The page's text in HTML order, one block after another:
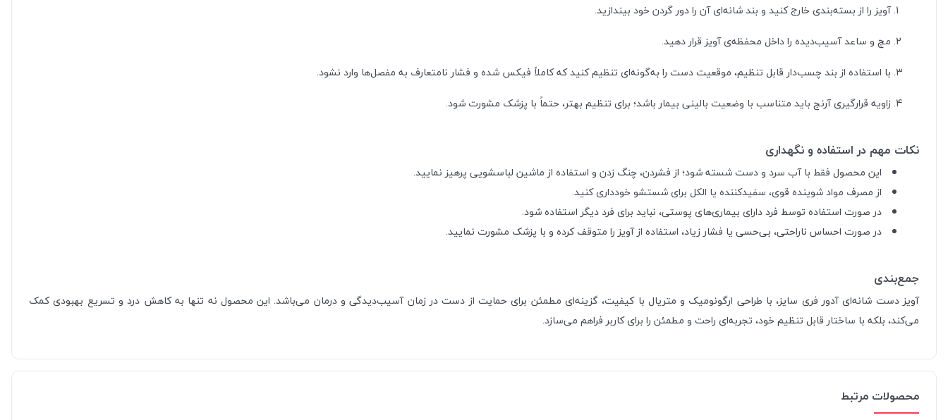
آویز را از بسته‌بندی خارج کنید و بند شانه‌ای آن را دور گردن خود بیندازید.
مچ و ساعد آسیب‌دیده را داخل محفظه‌ی آویز قرار دهید.
با استفاده از بند چسب‌دار قابل تنظیم، موقعیت دست را به‌گونه‌ای تنظیم کنید که کاملاً فیکس شده و فشار نامتعارف به مفصل‌ها وارد نشود.
زاویه قرارگیری آرنج باید متناسب با وضعیت بالینی بیمار باشد؛ برای تنظیم بهتر، حتماً با پزشک مشورت شود.
نکات مهم در استفاده و نگهداری
این محصول فقط با آب سرد و دست شسته شود؛ از فشردن، چنگ زدن و استفاده از ماشین لباسشویی پرهیز نمایید.
از مصرف مواد شوینده قوی، سفیدکننده یا الکل برای شستشو خودداری کنید.
در صورت استفاده توسط فرد دارای بیماری‌های پوستی، نباید برای فرد دیگر استفاده شود.
در صورت احساس ناراحتی، بی‌حسی یا فشار زیاد، استفاده از آویز را متوقف کرده و با پزشک مشورت نمایید.
جمع‌بندی
آویز دست شانه‌ای آدور فری سایز، با طراحی ارگونومیک و متریال با کیفیت، گزینه‌ای مطمئن برای حمایت از دست در زمان آسیب‌دیدگی و درمان می‌باشد. این محصول نه تنها به کاهش درد و تسریع بهبودی کمک
می‌کند، بلکه با ساختار قابل تنظیم خود، تجربه‌ای راحت و مطمئن را برای کاربر فراهم می‌سازد.
محصولات مرتبط